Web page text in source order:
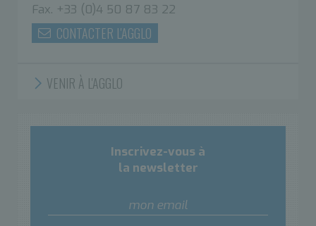
Fax. +33 (0)4 50 87 83 22
CONTACTER L'AGGLO
VENIR À L'AGGLO
Inscrivez-vous à
la newsletter